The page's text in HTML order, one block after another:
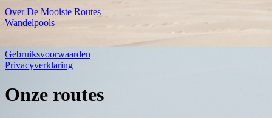
Over De Mooiste Routes
Wandelpools
Gebruiksvoorwaarden
Privacyverklaring
Onze routes